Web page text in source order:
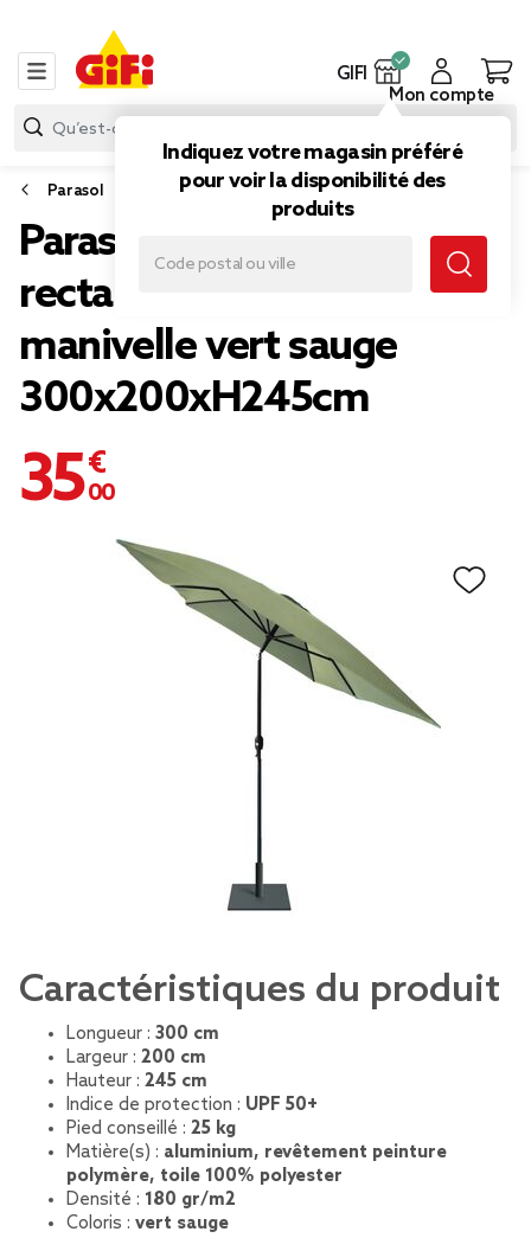
GIFI
Indiquez votre magasin préféré
pour voir la disponibilité des
produits
Mon compte
Parasol
Parasol centré Tiago
rectangulaire inclinable à
manivelle vert sauge
300x200xH245cm
35,00 €
Caractéristiques du produit
Longueur : 300 cm
Largeur : 200 cm
Hauteur : 245 cm
Indice de protection : UPF 50+
Pied conseillé : 25 kg
Matière(s) : aluminium, revêtement peinture
polymère, toile 100% polyester
Densité : 180 gr/m2
Coloris : vert sauge